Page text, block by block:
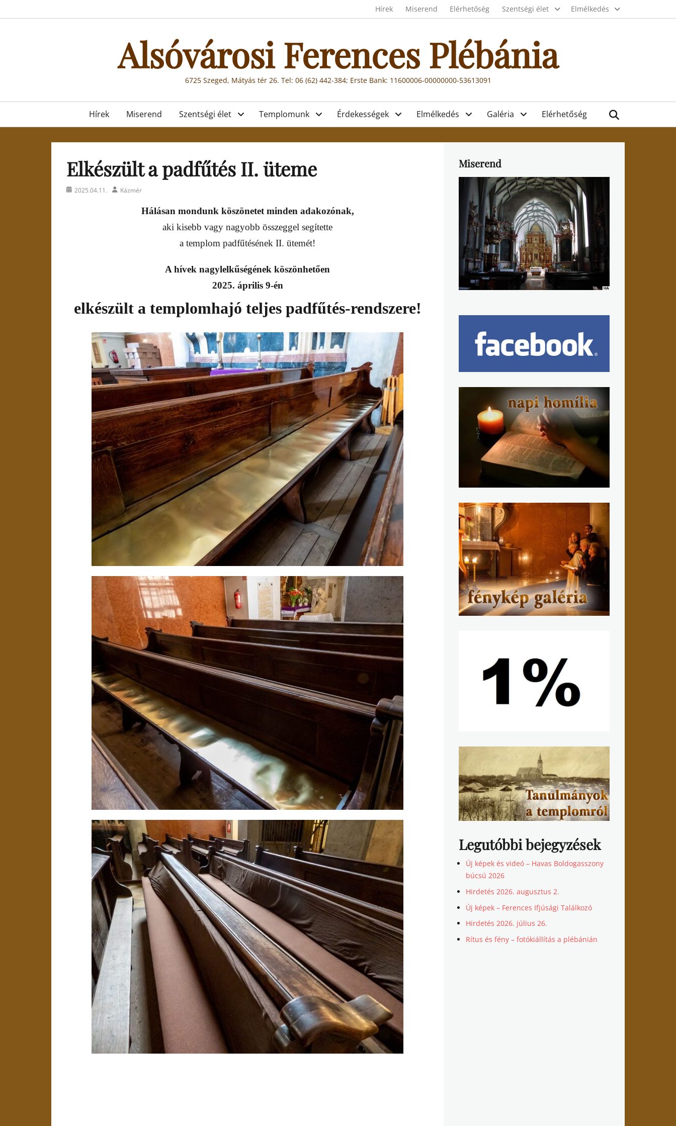
to
Header menu
Hírek Miserend Elérhetőség Szentségi élet Elmélkedés
Alsóvárosi Ferences Plébánia
6725 Szeged, Mátyás tér 26. Tel: 06 (62) 442-384; Erste Bank: 11600006-00000000-53613091
Primary
menu
Hírek Miserend Szentségi élet Templomunk Érdekességek Elmélkedés Galéria Elérhetőség
Elkészült a padfűtés II. üteme
Posted2025.04.11. AuthorKázmér
Hálásan mondunk köszönetet minden adakozónak,
aki kisebb vagy nagyobb összeggel segítette
a templom padfűtésének II. ütemét!
A hívek nagylelkűségének köszönhetően
2025. április 9-én
elkészült a templomhajó teljes padfűtés-rendszere!
Miserend
Legutóbbi bejegyzések
Új képek és videó – Havas Boldogasszony
búcsú 2026
Hirdetés 2026. augusztus 2.
Új képek – Ferences Ifjúsági Találkozó
Hirdetés 2026. július 26.
Rítus és fény – fotókiállítás a plébánián